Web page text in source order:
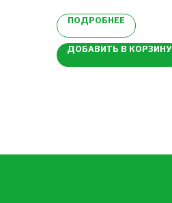
ПОДРОБНЕЕ
ДОБАВИТЬ В КОРЗИНУ